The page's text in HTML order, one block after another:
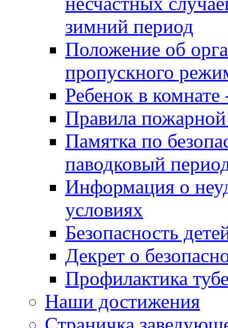
зимний период
Положение об
пропускного
Ребенок в
Правила пожарной
Памятка по
паводковый
Информация о
условиях
Безопасность
Декрет о
Профилактика
Наши достижения